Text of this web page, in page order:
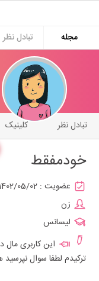
مجله
تبادل نظر
کلینیک تبادل نظر
خودمفقط
عضویت : 05/02
زن
لیسانس
این کاربری
ترکیدم لطفا سوال